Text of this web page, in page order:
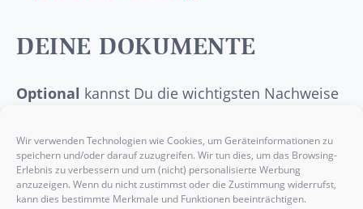
Wir verwenden Technologien wie Cookies, um Geräteinformationen zu
speichern und/oder darauf zuzugreifen. Wir tun dies, um das Browsing-
Erlebnis zu verbessern und um (nicht) personalisierte Werbung
anzuzeigen. Wenn du nicht zustimmst oder die Zustimmung widerrufst,
kann dies bestimmte Merkmale und Funktionen beeinträchtigen.
DEINE DOKUMENTE
Optional kannst Du die wichtigsten Nachweise
Lebenslauf, einAnschreibenoder etwaige
Praktikumsbelegehier einfügen.